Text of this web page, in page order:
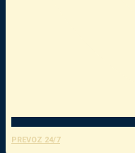
PREVOZ 24/7